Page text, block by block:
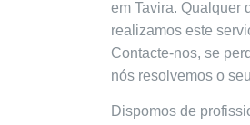
em Tavira. Qualquer
realizamos este
Contacte-nos, se
nós resolvemos o
Dispomos de